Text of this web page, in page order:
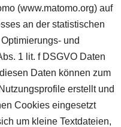
(www.matomo.org) auf
an der statistischen
und
1 lit. f DSGVO Daten
Daten können zum
erstellt und
Cookies eingesetzt
um kleine Textdateien,